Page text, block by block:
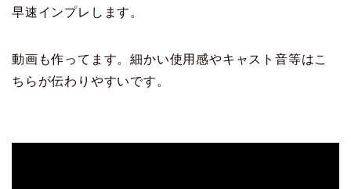
早速インプレします。
動画も作ってます。細かい使用感やキャスト音等はこ
ちらが伝わりやすいです。